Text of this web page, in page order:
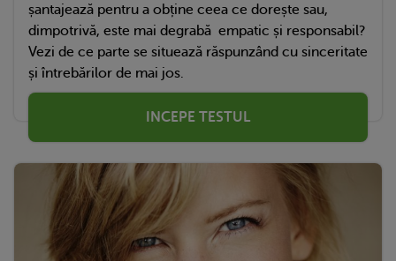
șantajează pentru a obține ceea ce dorește sau,
dimpotrivă, este mai degrabă empatic și responsabil?
Vezi de ce parte se situează răspunzând cu sinceritate
și întrebărilor de mai jos.
INCEPE TESTUL